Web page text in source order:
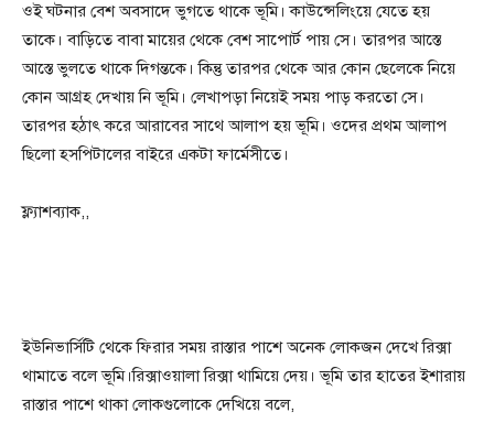
ওই ঘটনার বেশ অবসাদে ভুগতে থাকে ভূমি। কাউন্সেলিংয়ে যেতে হয়
তাকে। বাড়িতে বাবা মায়ের থেকে বেশ সাপোর্ট পায় সে। তারপর আস্তে
আস্তে ভুলতে থাকে দিগন্তকে। কিন্তু তারপর থেকে আর কোন ছেলেকে নিয়ে
কোন আগ্রহ দেখায় নি ভূমি। লেখাপড়া নিয়েই সময় পাড় করতো সে।
তারপর হঠাৎ করে আরাবের সাথে আলাপ হয় ভূমি। ওদের প্রথম আলাপ
ছিলো হসপিটালের বাইরে একটা ফার্মেসীতে।
ফ্ল্যাশব্যাক,,
ইউনিভার্সিটি থেকে ফিরার সময় রাস্তার পাশে অনেক লোকজন দেখে রিক্সা
থামাতে বলে ভূমি।রিক্সাওয়ালা রিক্সা থামিয়ে দেয়। ভূমি তার হাতের ইশারায়
রাস্তার পাশে থাকা লোকগুলোকে দেখিয়ে বলে,